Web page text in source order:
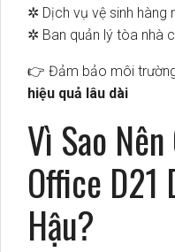
✲ Dịch vụ vệ sinh hàng
✲ Ban quản lý tòa nhà
👉 Đảm bảo môi
hiệu quả lâu dài
Vì Sao
Office D21
Hậu?